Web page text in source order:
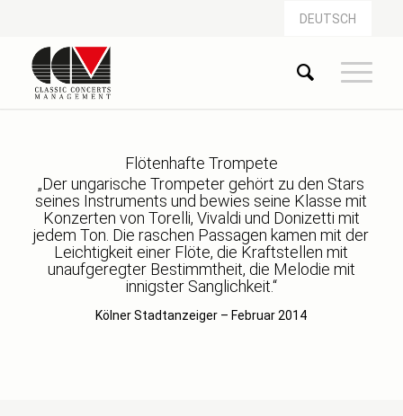
DEUTSCH
Flötenhafte Trompete
„Der ungarische Trompeter gehört zu den Stars
seines Instruments und bewies seine Klasse mit
Konzerten von Torelli, Vivaldi und Donizetti mit
jedem Ton. Die raschen Passagen kamen mit der
Leichtigkeit einer Flöte, die Kraftstellen mit
unaufgeregter Bestimmtheit, die Melodie mit
innigster Sanglichkeit.“
Kölner Stadtanzeiger – Februar 2014